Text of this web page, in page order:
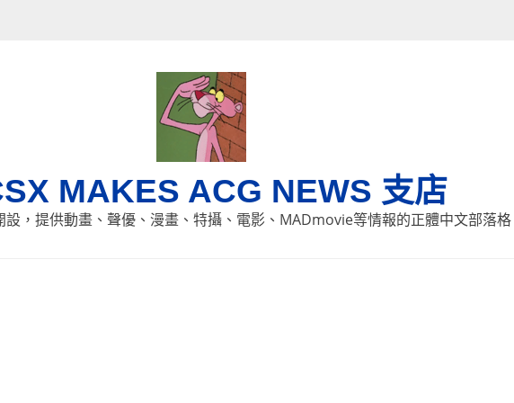
MAKES ACG NEWS 支店
設，提供動畫、聲優、漫畫、特攝、電影、MADmovie等情報的正體中文部落格